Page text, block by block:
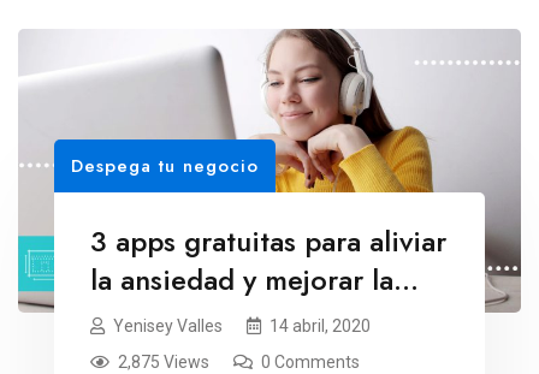
Despega tu negocio
3 apps gratuitas para aliviar
la ansiedad y mejorar la
concentración
Yenisey Valles
14 abril, 2020
2,875 Views
0 Comments